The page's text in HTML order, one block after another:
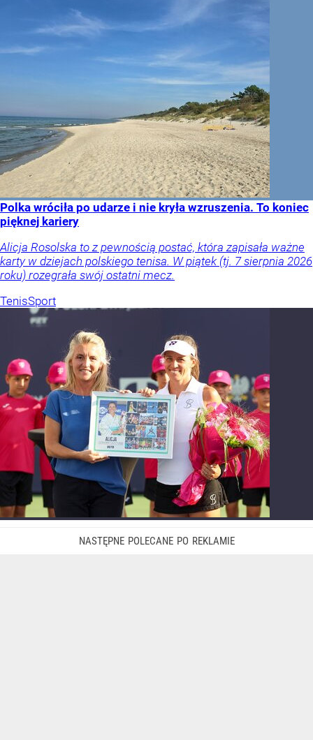
Polka wróciła po udarze i nie kryła wzruszenia. To koniec
pięknej kariery
Alicja Rosolska to z pewnością postać, która zapisała ważne
karty w dziejach polskiego tenisa. W piątek (tj. 7 sierpnia 2026
roku) rozegrała swój ostatni mecz.
TenisSport